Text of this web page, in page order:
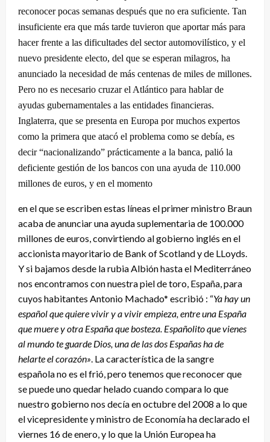
reconocer pocas semanas después que no era suficiente. Tan
insuficiente era que más tarde tuvieron que aportar más para
hacer frente a las dificultades del sector automovilístico, y el
nuevo presidente electo, del que se esperan milagros, ha
anunciado la necesidad de más centenas de miles de millones.
Pero no es necesario cruzar el Atlántico para hablar de
ayudas gubernamentales a las entidades financieras.
Inglaterra, que se presenta en Europa por muchos expertos
como la primera que atacó el problema como se debía, es
decir “nacionalizando” prácticamente a la banca, palió la
deficiente gestión de los bancos con una ayuda de 110.000
millones de euros, y en el momento
en el que se escriben estas líneas el primer ministro Braun
acaba de anunciar una ayuda suplementaria de 100.000
millones de euros, convirtiendo al gobierno inglés en el
accionista mayoritario de Bank of Scotland y de LLoyds.
Y si bajamos desde la rubia Albión hasta el Mediterráneo
nos encontramos con nuestra piel de toro, España, para
cuyos habitantes Antonio Machado* escribió : “Ya hay un
español que quiere vivir y a vivir empieza, entre una España
que muere y otra España que bosteza. Españolito que vienes
al mundo te guarde Dios, una de las dos Españas ha de
helarte el corazón». La característica de la sangre
española no es el frió, pero tenemos que reconocer que
se puede uno quedar helado cuando compara lo que
nuestro gobierno nos decía en octubre del 2008 a lo que
el vicepresidente y ministro de Economía ha declarado el
viernes 16 de enero, y lo que la Unión Europea ha